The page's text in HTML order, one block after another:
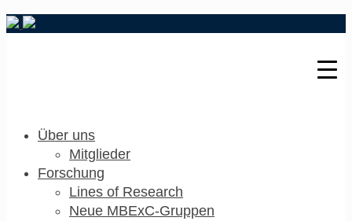
Über uns
Mitglieder
Forschung
Lines of Research
Neue MBExC-Gruppen